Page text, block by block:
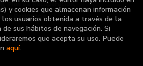
y cookies que almacenan información
usuarios obtenida a través de la
sus hábitos de navegación. Si
que acepta su uso. Puede
aquí.